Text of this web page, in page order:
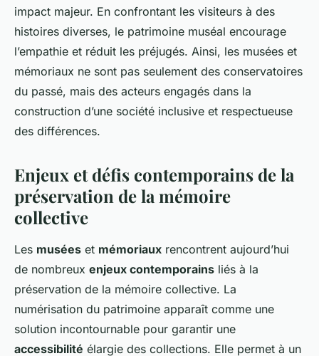
impact majeur. En confrontant les visiteurs à des
histoires diverses, le patrimoine muséal encourage
l’empathie et réduit les préjugés. Ainsi, les musées et
mémoriaux ne sont pas seulement des conservatoires
du passé, mais des acteurs engagés dans la
construction d’une société inclusive et respectueuse
des différences.
Enjeux et défis contemporains de la
préservation de la mémoire
collective
Les musées et mémoriaux rencontrent aujourd’hui
de nombreux enjeux contemporains liés à la
préservation de la mémoire collective. La
numérisation du patrimoine apparaît comme une
solution incontournable pour garantir une
accessibilité élargie des collections. Elle permet à un